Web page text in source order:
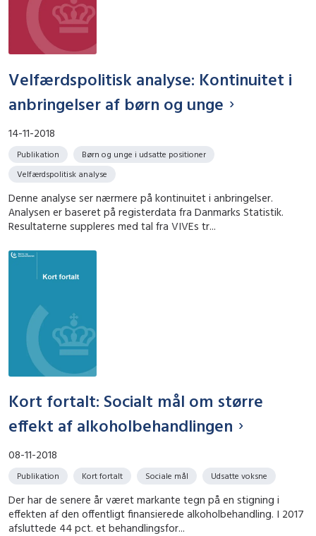
Velfærdspolitisk analyse: Kontinuitet i
anbringelser af børn og unge
14-11-2018
Publikation
Børn og unge i udsatte positioner
Velfærdspolitisk analyse
Denne analyse ser nærmere på kontinuitet i anbringelser.
Analysen er baseret på registerdata fra Danmarks Statistik.
Resultaterne suppleres med tal fra VIVEs tr...
Kort fortalt: Socialt mål om større
effekt af alkoholbehandlingen
08-11-2018
Publikation Kort fortalt Sociale mål Udsatte voksne
Der har de senere år været markante tegn på en stigning i
effekten af den offentligt finansierede alkoholbehandling. I 2017
afsluttede 44 pct. et behandlingsfor...